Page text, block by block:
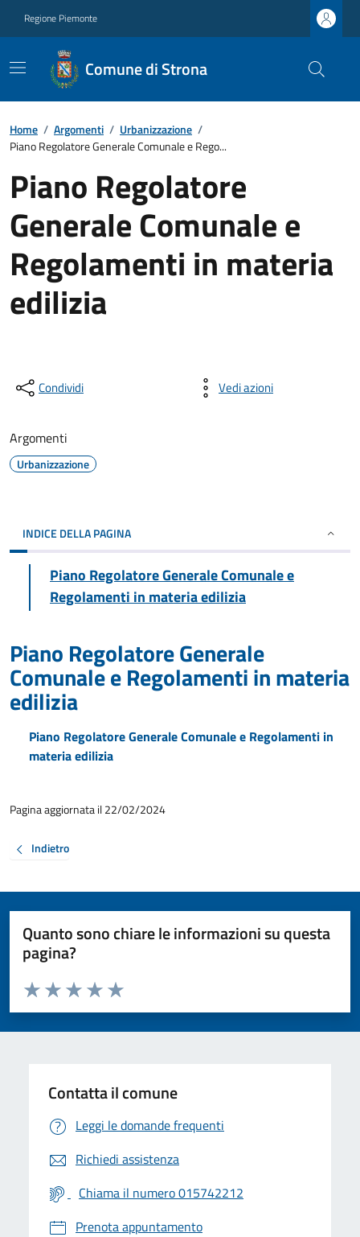
Regione Piemonte
Comune di Strona
Home / Argomenti / Urbanizzazione /
Piano Regolatore Generale Comunale e Rego...
Piano Regolatore
Generale Comunale e
Regolamenti in materia
edilizia
Condividi Vedi azioni
Argomenti
Urbanizzazione
INDICE DELLA PAGINA
Piano Regolatore Generale Comunale e
Regolamenti in materia edilizia
Piano Regolatore Generale
Comunale e Regolamenti in materia
edilizia
Piano Regolatore Generale Comunale e Regolamenti in
materia edilizia
Pagina aggiornata il 22/02/2024
Indietro
Quanto sono chiare le informazioni su questa
pagina?
Valuta da 1 a 5 stelle la pagina
Valuta 5 stelle su 5
Valuta 4 stelle su 5
Valuta 3 stelle su 5
Valuta 2 stelle su 5
Valuta 1 stelle su 5
Contatta il comune
Leggi le domande frequenti
Richiedi assistenza
Chiama il numero 015742212
Prenota appuntamento